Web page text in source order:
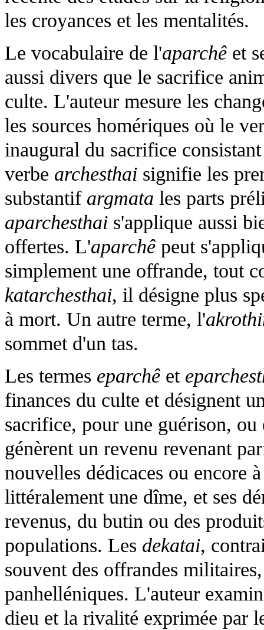
les croyances et les mentalités.
Le vocabulaire de l'aparchê et
aussi divers que le sacrifice
culte. L'auteur mesure les
les sources homériques où le
inaugural du sacrifice
verbe archesthai signifie les
substantif argmata les parts
aparchesthai s'applique aussi
offertes. L'aparchê peut
simplement une offrande, tout
katarchesthai, il désigne plus
à mort. Un autre terme, l'
sommet d'un tas.
Les termes eparchê et
finances du culte et désignent
sacrifice, pour une guérison, ou
génèrent un revenu revenant
nouvelles dédicaces ou encore
littéralement une dîme, et ses
revenus, du butin ou des
populations. Les dekatai,
souvent des offrandes
panhelléniques. L'auteur
dieu et la rivalité exprimée par